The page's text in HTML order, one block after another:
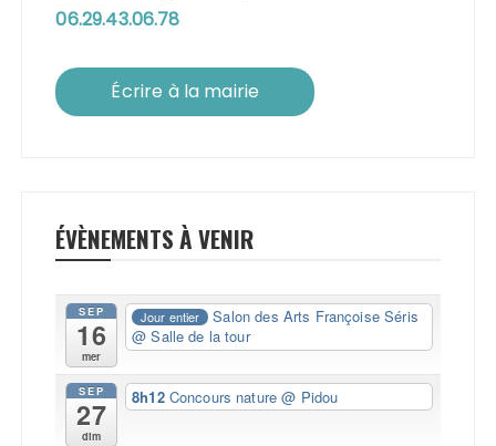
06.29.43.06.78
Écrire à la mairie
ÉVÈNEMENTS À VENIR
SEP
16
mer
Jour entier
Salon des Arts Françoise Séris
@ Salle de la tour
SEP
27
dim
8h12 Concours nature@ Pidou